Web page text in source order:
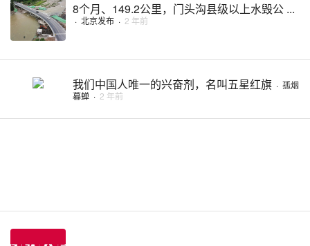
8个月、149.2公里，门头沟县级以上水毁公 ...
· 北京发布 · 2 年前
我们中国人唯一的兴奋剂，名叫五星红旗 · 孤烟
暮蝉 · 2 年前